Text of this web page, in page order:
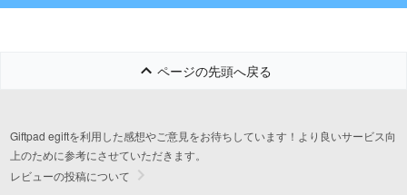
ページの先頭へ戻る
Giftpad egiftを利用した感想やご意見をお待ちしています！より良いサービス向
上のために参考にさせていただきます。
レビューの投稿について